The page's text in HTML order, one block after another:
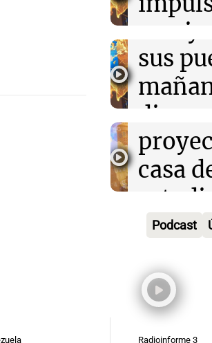
21:54 La Cadena del
Estudiantes
Independiente
duelo
Episodios
Villa
Panorama
Episodios
sus
Panorama
Episodios
Audio.
María
casa
48
Panorama
Episodios
relato
Greco
Audio.
inicia
la
Rural
Bulaya
Audio.
María
Podcast
Radioinforme 3